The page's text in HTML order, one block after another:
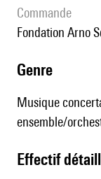
Commande
Fondation Arno
genre
Musique
ensemble/
effectif